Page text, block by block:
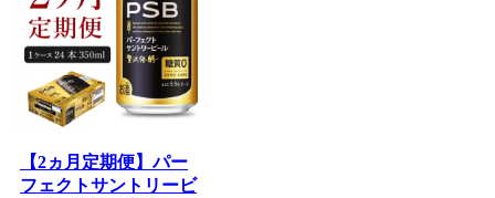
【2ヵ月定期便】パー
フェクトサントリービ